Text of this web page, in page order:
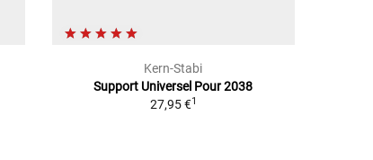
Kern-Stabi
Support Universel Pour 2038
27,95 €1